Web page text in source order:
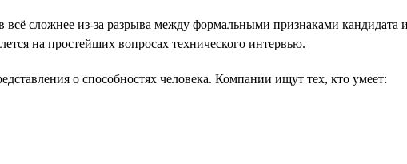
всё сложнее из-за разрыва между формальными признаками
на простейших вопросах технического интервью.
о способностях человека. Компании ищут тех, кто умеет: